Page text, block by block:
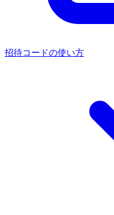
招待コードの使い方